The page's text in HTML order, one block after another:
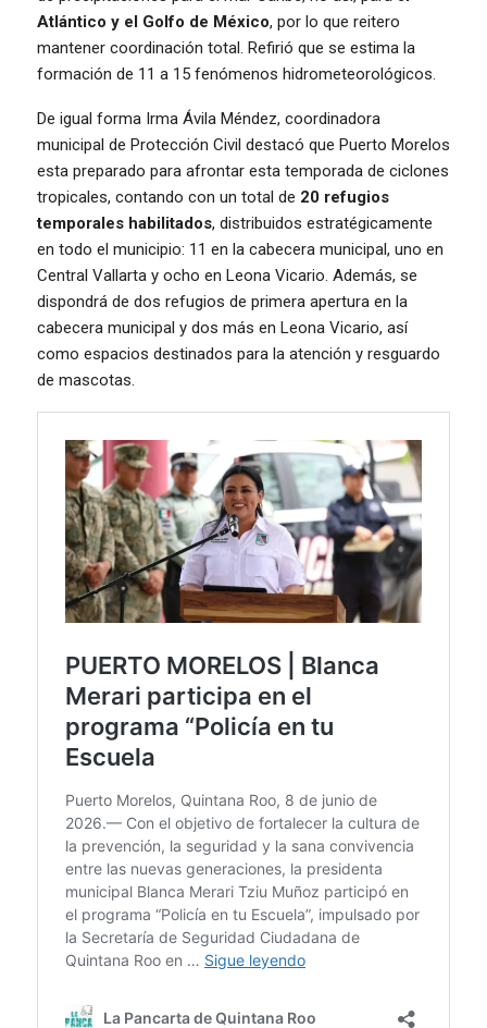
Atlántico y el Golfo de México, por lo que reitero
mantener coordinación total. Refirió que se estima la
formación de 11 a 15 fenómenos hidrometeorológicos.
De igual forma Irma Ávila Méndez, coordinadora
municipal de Protección Civil destacó que Puerto Morelos
esta preparado para afrontar esta temporada de ciclones
tropicales, contando con un total de 20 refugios
temporales habilitados, distribuidos estratégicamente
en todo el municipio: 11 en la cabecera municipal, uno en
Central Vallarta y ocho en Leona Vicario. Además, se
dispondrá de dos refugios de primera apertura en la
cabecera municipal y dos más en Leona Vicario, así
como espacios destinados para la atención y resguardo
de mascotas.